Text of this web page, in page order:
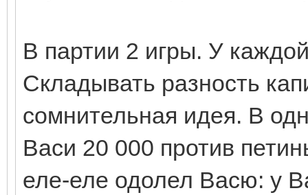
В партии 2 игры. У
Складывать разность
сомнительная идея. В
Васи 20 000 против
еле-еле одолел Васю: у